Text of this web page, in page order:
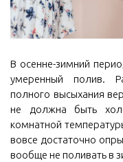
В осенне-зимний
умеренный полив.
полного высыхания
не должна быть
комнатной
вовсе достаточно
вообще не поливать в